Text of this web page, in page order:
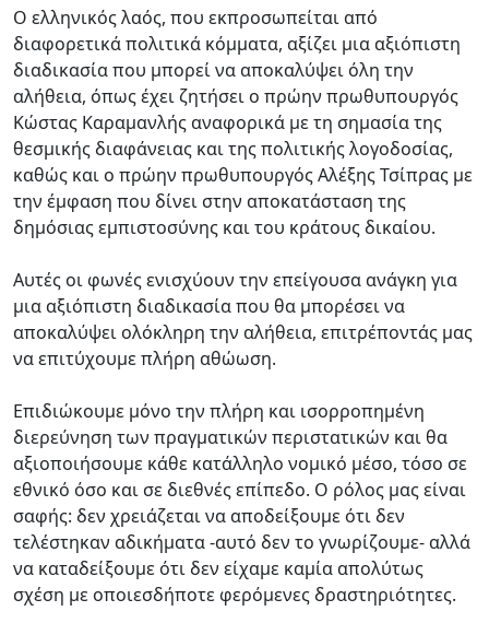
Ο ελληνικός λαός, που εκπροσωπείται από
διαφορετικά πολιτικά κόμματα, αξίζει μια αξιόπιστη
διαδικασία που μπορεί να αποκαλύψει όλη την
αλήθεια, όπως έχει ζητήσει ο πρώην πρωθυπουργός
Κώστας Καραμανλής αναφορικά με τη σημασία της
θεσμικής διαφάνειας και της πολιτικής λογοδοσίας,
καθώς και ο πρώην πρωθυπουργός Αλέξης Τσίπρας με
την έμφαση που δίνει στην αποκατάσταση της
δημόσιας εμπιστοσύνης και του κράτους δικαίου.
Αυτές οι φωνές ενισχύουν την επείγουσα ανάγκη για
μια αξιόπιστη διαδικασία που θα μπορέσει να
αποκαλύψει ολόκληρη την αλήθεια, επιτρέποντάς μας
να επιτύχουμε πλήρη αθώωση.
Επιδιώκουμε μόνο την πλήρη και ισορροπημένη
διερεύνηση των πραγματικών περιστατικών και θα
αξιοποιήσουμε κάθε κατάλληλο νομικό μέσο, τόσο σε
εθνικό όσο και σε διεθνές επίπεδο. Ο ρόλος μας είναι
σαφής: δεν χρειάζεται να αποδείξουμε ότι δεν
τελέστηκαν αδικήματα -αυτό δεν το γνωρίζουμε- αλλά
να καταδείξουμε ότι δεν είχαμε καμία απολύτως
σχέση με οποιεσδήποτε φερόμενες δραστηριότητες.